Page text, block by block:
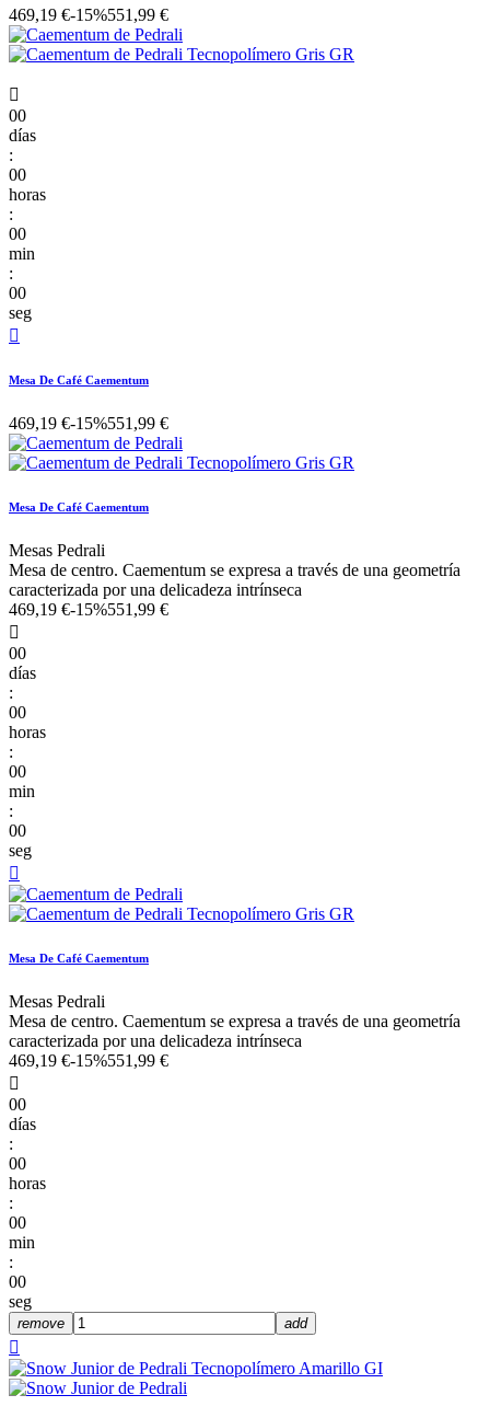
469,19 €-15%551,99 €

00
días
:
00
horas
:
00
min
:
00
seg

Mesa De Café Caementum
469,19 €-15%551,99 €
Mesa De Café Caementum
Mesas Pedrali
Mesa de centro. Caementum se expresa a través de una geometría
caracterizada por una delicadeza intrínseca
469,19 €-15%551,99 €

00
días
:
00
horas
:
00
min
:
00
seg

Mesa De Café Caementum
Mesas Pedrali
Mesa de centro. Caementum se expresa a través de una geometría
caracterizada por una delicadeza intrínseca
469,19 €-15%551,99 €

00
días
:
00
horas
:
00
min
:
00
seg
remove add
